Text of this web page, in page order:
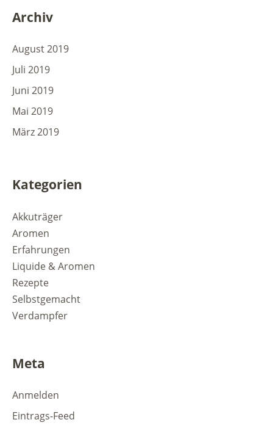
Archiv
August 2019
Juli 2019
Juni 2019
Mai 2019
März 2019
Kategorien
Akkuträger
Aromen
Erfahrungen
Liquide & Aromen
Rezepte
Selbstgemacht
Verdampfer
Meta
Anmelden
Eintrags-Feed